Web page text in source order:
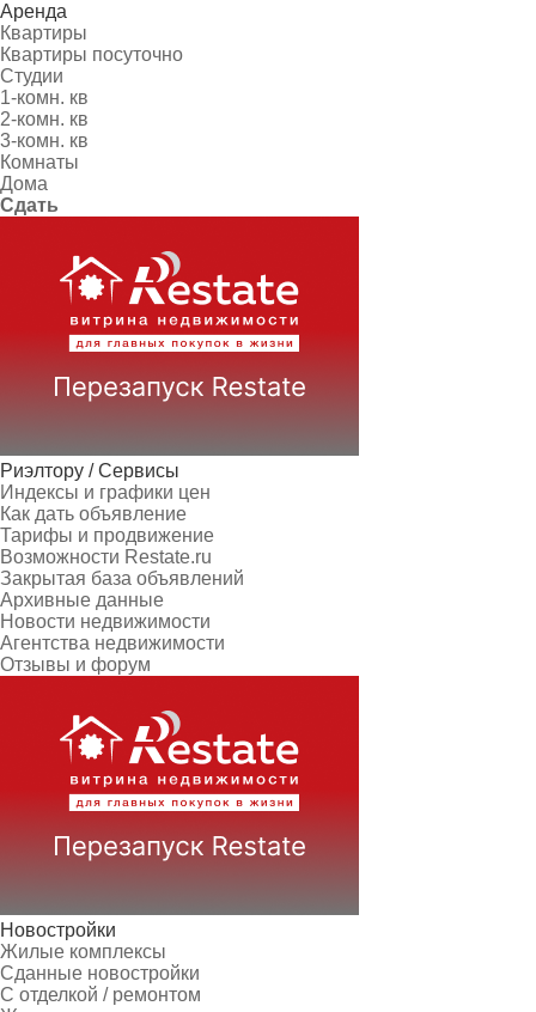
Аренда
Квартиры
Квартиры посуточно
Студии
1-комн. кв
2-комн. кв
3-комн. кв
Комнаты
Дома
Сдать
Риэлтору / Сервисы
Индексы и графики цен
Как дать объявление
Тарифы и продвижение
Возможности Restate.ru
Закрытая база объявлений
Архивные данные
Новости недвижимости
Агентства недвижимости
Отзывы и форум
Новостройки
Жилые комплексы
Сданные новостройки
С отделкой / ремонтом